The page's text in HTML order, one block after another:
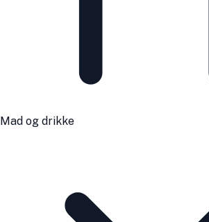
Mad og drikke